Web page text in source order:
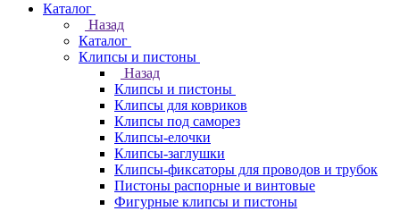
Каталог
Назад
Каталог
Клипсы и пистоны
Назад
Клипсы и пистоны
Клипсы для ковриков
Клипсы под саморез
Клипсы-елочки
Клипсы-заглушки
Клипсы-фиксаторы для проводов и трубок
Пистоны распорные и винтовые
Фигурные клипсы и пистоны